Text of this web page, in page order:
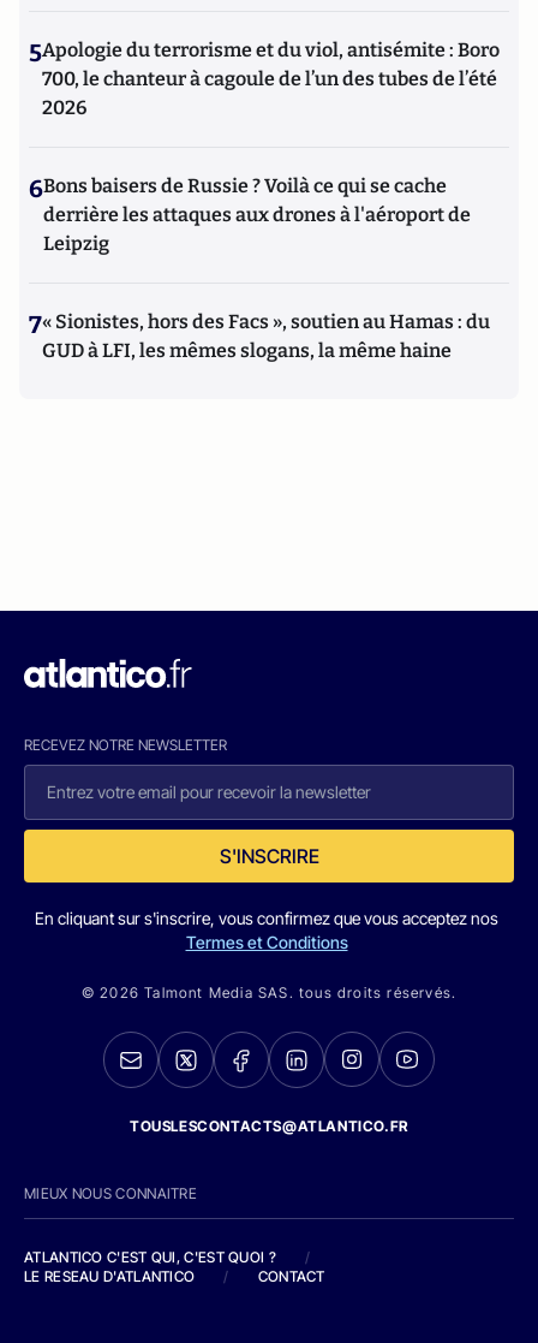
5Apologie du terrorisme et du viol, antisémite : Boro
700, le chanteur à cagoule de l’un des tubes de l’été
2026
6Bons baisers de Russie ? Voilà ce qui se cache
derrière les attaques aux drones à l'aéroport de
Leipzig
7« Sionistes, hors des Facs », soutien au Hamas : du
GUD à LFI, les mêmes slogans, la même haine
RECEVEZ NOTRE NEWSLETTER
S'INSCRIRE
En cliquant sur s'inscrire, vous confirmez que vous acceptez nos
Termes et Conditions
© 2026 Talmont Media SAS. tous droits réservés.
TOUSLESCONTACTS@ATLANTICO.FR
MIEUX NOUS CONNAITRE
ATLANTICO C'EST QUI, C'EST QUOI ?
/
LE RESEAU D'ATLANTICO
/ CONTACT